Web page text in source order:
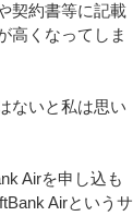
契約書等に記載
高くなってしま
ないと私は思い
Airを申し込も
Airというサ